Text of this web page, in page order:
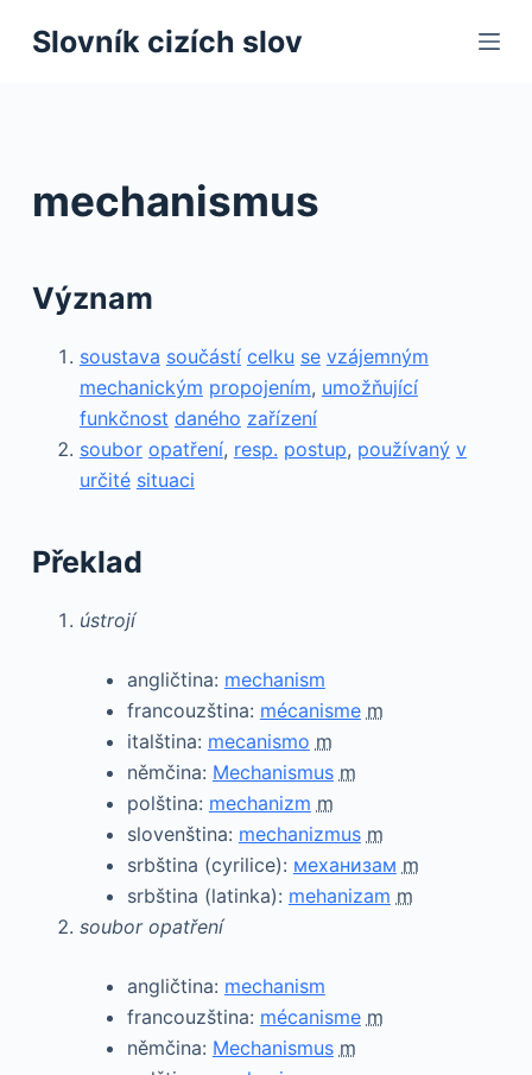
SSlovník cizích slov
mechanismus
Význam
soustava součástí celku se vzájemným
mechanickým propojením, umožňující
funkčnost daného zařízení
soubor opatření, resp. postup, používaný v
určité situaci
Překlad
ústrojí
angličtina: mechanism
francouzština: mécanisme m
italština: mecanismo m
němčina: Mechanismus m
polština: mechanizm m
slovenština: mechanizmus m
srbština (cyrilice): механизам m
srbština (latinka): mehanizam m
soubor opatření
angličtina: mechanism
francouzština: mécanisme m
němčina: Mechanismus m